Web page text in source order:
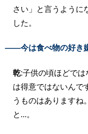
さい」と言うように
した。
――今は食べ物の好き
乾:子供の頃ほどで
は得意ではないんで
うものはありますね
と...。